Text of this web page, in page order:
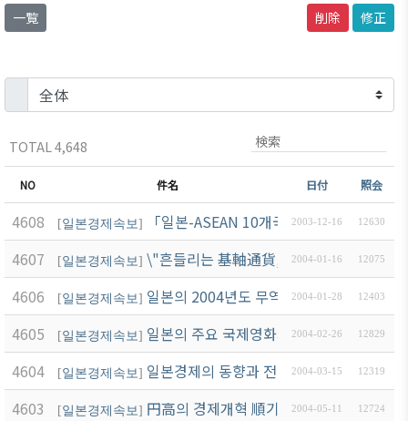
図
アクセ
韓国
協会
東京
支部
ウェ
ブアク
セシ
ビリ
ティ方
針
談
お問い
合わせ
インタ
ビュ
稿
韓企連
スレタ
活・便
利情報
関連機
関
サイト
マップ
一覧 削除 修正
TOTAL 4,648
NO 件名 日付 照会
4608 [일본경제속보] 「일본-ASEAN 10개국 특별정상회담 결
2003-12-16 12630
4607 [일본경제속보] \"흔들리는 基軸通貨, 달러\" 방영내용 요
2004-01-16 12075
4606 [일본경제속보] 일본의 2004년도 무역전망(Word file 첨
2004-01-28 12403
4605 [일본경제속보] 일본의 주요 국제영화제 수상 현황
2004-02-26 12829
4604 [일본경제속보] 일본경제의 동향과 전망 2004-03-15 12319
4603 [일본경제속보] 円高의 경제개혁 順기능을 살려야
2004-05-11 12724